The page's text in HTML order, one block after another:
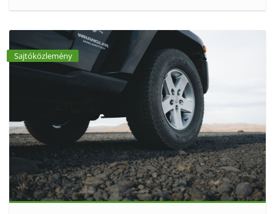
Sajtóközlemény